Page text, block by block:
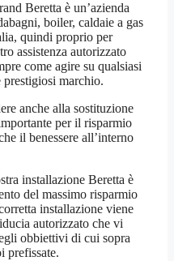
Beretta è un’azienda
boiler, caldaie a gas
quindi proprio per
assistenza autorizzato
come agire su qualsiasi
marchio.
anche alla sostituzione
per il risparmio
il benessere all’interno
installazione Beretta è
del massimo risparmio
installazione viene
autorizzato che vi
obbiettivi di cui sopra
prefissate.